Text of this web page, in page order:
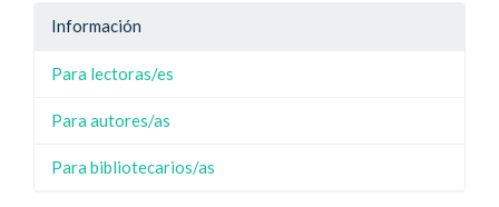
Información
Para lectoras/es
Para autores/as
Para bibliotecarios/as